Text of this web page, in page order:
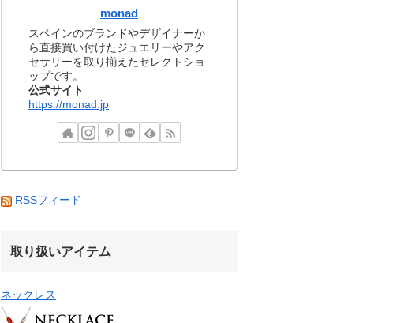
monad
スペインのブランドやデザイナーか
ら直接買い付けたジュエリーやアク
セサリーを取り揃えたセレクトショ
ップです。
公式サイト
https://monad.jp
RSSフィード
取り扱いアイテム
ネックレス